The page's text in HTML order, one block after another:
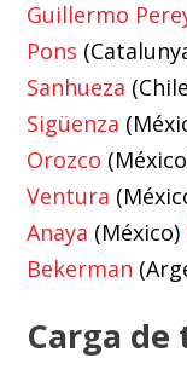
Guillermo
Pons
Sanhueza
Sigüenza
Orozco
Ventura
Anaya (México)
Bekerman
Carga de